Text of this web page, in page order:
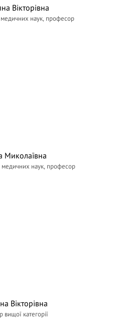
Вікторівна
медичних наук, професор
Миколаївна
медичних наук, професор
Вікторівна
вищої категорії